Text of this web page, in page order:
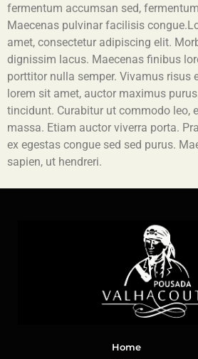
fermentum accumsan sed,
Maecenas pulvinar facilisis
amet, consectetur adipiscing elit.
dignissim lacus. Maecenas finibus
porttitor nulla semper. Vivamus risus
lorem sit amet, auctor maximus
tincidunt. Curabitur ut commodo leo,
massa. Etiam auctor viverra porta.
ex egestas congue sed sed purus.
sapien, ut hendreri.
Home